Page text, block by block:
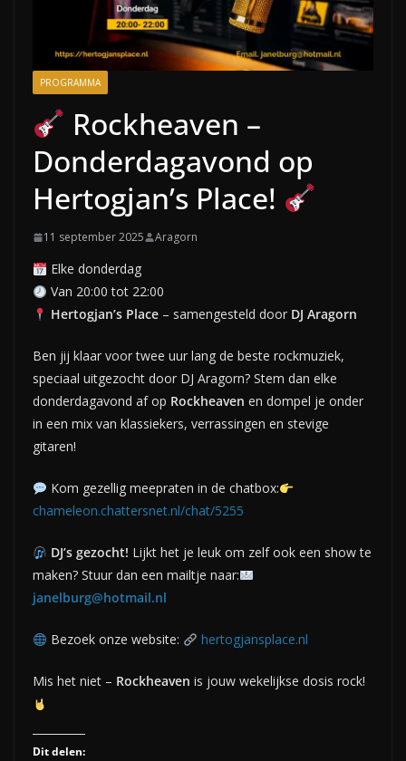
PROGRAMMA
Rockheaven –
Donderdagavond op
Hertogjan’s Place!
11 september 2025 Aragorn
Elke donderdag
Van 20:00 tot 22:00
Hertogjan’s Place– samengesteld door DJ Aragorn
Ben jij klaar voor twee uur lang de beste rockmuziek,
speciaal uitgezocht door DJ Aragorn? Stem dan elke
donderdagavond af op Rockheaven en dompel je onder
in een mix van klassiekers, verrassingen en stevige
gitaren!
Kom gezellig meepraten in de chatbox:
chameleon.chattersnet.nl/chat/5255
DJ’s gezocht! Lijkt het je leuk om zelf ook een show te
maken? Stuur dan een mailtje naar:
janelburg@hotmail.nl
Bezoek onze website: hertogjansplace.nl
Mis het niet – Rockheaven is jouw wekelijkse dosis rock!
Dit delen: